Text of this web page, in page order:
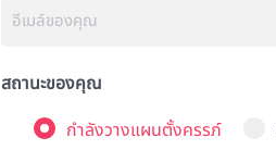
สถานะของคุณ
กำลังวางแผนตั้งครรภ์